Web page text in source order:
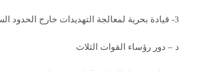
3- قيادة بحرية لمعالجة التهديدات خارج الحدود الساحلية للبلاد.
د – دور رؤساء القوات الثلاث